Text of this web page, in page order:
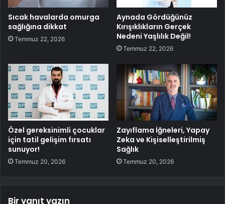
Sıcak havalarda omurga
sağlığına dikkat
Temmuz 22, 2026
Aynada Gördüğünüz
Kırışıklıkların Gerçek
Nedeni Yaşlılık Değil!
Temmuz 22, 2026
Özel gereksinimli çocuklar
için tatil gelişim fırsatı
sunuyor!
Temmuz 20, 2026
Zayıflama İğneleri, Yapay
Zeka ve Kişiselleştirilmiş
Sağlık
Temmuz 20, 2026
Bir yanıt yazın